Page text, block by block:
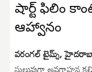
షార్ట్ ఫిలిం
ఆహ్వానం
వరంగల్ టైమ్స్,